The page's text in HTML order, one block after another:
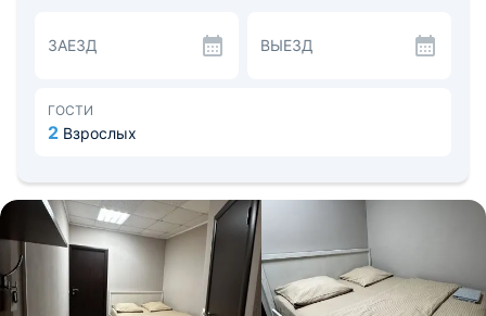
новой, необходимой мебелью и техникой, для
комфортного проживания всех гостей.
реки, устроить пешие экскурсии и порыбачить.
ЗАЕЗД ВЫЕЗД
ГОСТИ
2 Взрослых